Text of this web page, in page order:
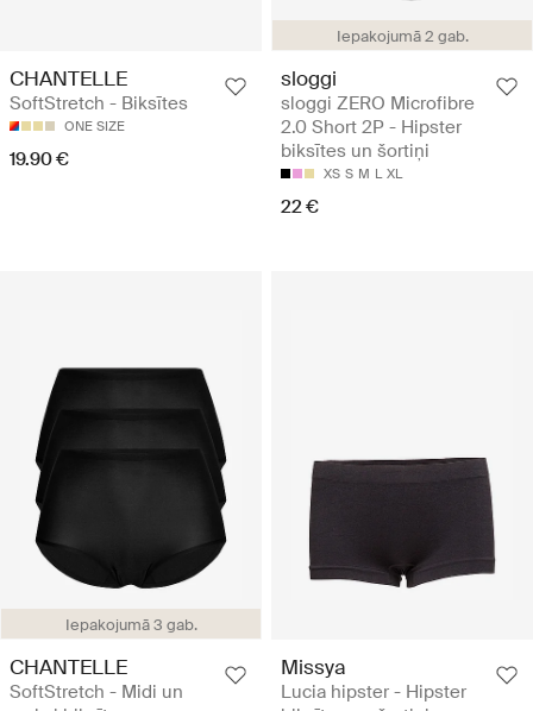
CHANTELLE
SoftStretch - Biksītes
ONE SIZE
19.90 €
Iepakojumā 2 gab.
sloggi
sloggi ZERO Microfibre
2.0 Short 2P - Hipster
biksītes un šortiņi
XS S M L XL
22 €
Iepakojumā 3 gab.
CHANTELLE
SoftStretch - Midi un
Missya
Lucia hipster - Hipster